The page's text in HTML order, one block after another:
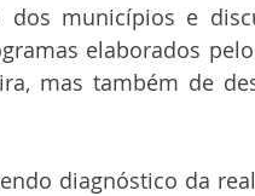
dos municípios e
elaborados
mas também de
diagnóstico da